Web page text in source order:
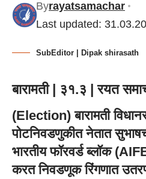
Last updated:
Byrayatsamachar
SubEditor | Dipak shirasath
बारामती | ३१.३ | रयत
(Election) बारामती
पोटनिवडणुकीत नेतात
भारतीय फॉरवर्ड ब्लॉक
करत निवडणूक रिंगणात